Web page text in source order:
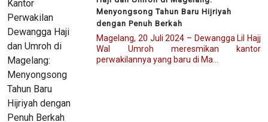
Menyongsong Tahun Baru Hijriyah
dengan Penuh Berkah
Magelang, 20 Juli 2024 – Dewangga Lil Hajj
Wal Umroh meresmikan kantor
perwakilannya yang baru di Ma...